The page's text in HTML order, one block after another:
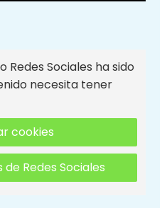
Redes Sociales ha sido
necesita tener
cookies
Redes Sociales